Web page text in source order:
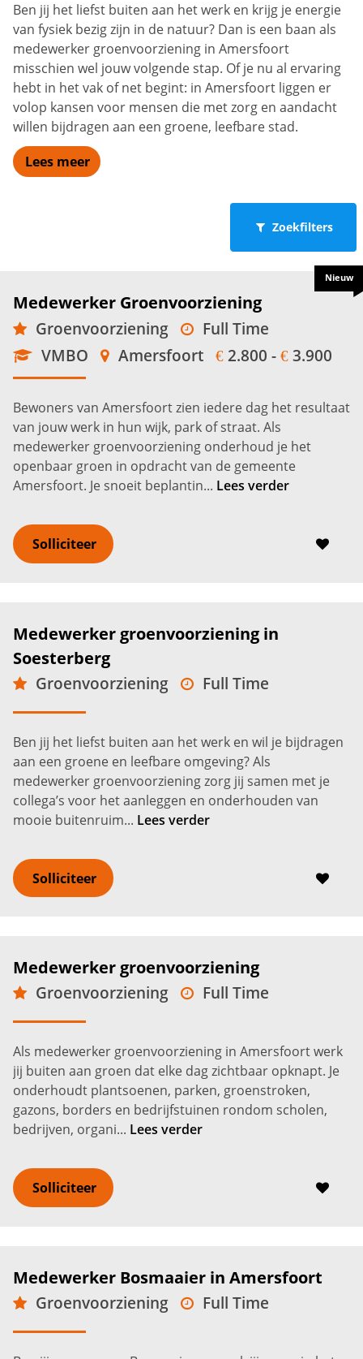
Ben jij het liefst buiten aan het werk en krijg je energie
van fysiek bezig zijn in de natuur? Dan is een baan als
medewerker groenvoorziening in Amersfoort
misschien wel jouw volgende stap. Of je nu al ervaring
hebt in het vak of net begint: in Amersfoort liggen er
volop kansen voor mensen die met zorg en aandacht
willen bijdragen aan een groene, leefbare stad.
Lees meer
Zoekfilters
Medewerker Groenvoorziening
Groenvoorziening
Full Time
VMBO
Amersfoort € 2.800 - € 3.900
Bewoners van Amersfoort zien iedere dag het resultaat
van jouw werk in hun wijk, park of straat. Als
medewerker groenvoorziening onderhoud je het
openbaar groen in opdracht van de gemeente
Amersfoort. Je snoeit beplantin... Lees verder
Solliciteer
Nieuw
Medewerker groenvoorziening in
Soesterberg
Groenvoorziening
Full Time
MBO
Ben jij het liefst buiten aan het werk en wil je bijdragen
aan een groene en leefbare omgeving? Als
medewerker groenvoorziening zorg jij samen met je
collega’s voor het aanleggen en onderhouden van
mooie buitenruim... Lees verder
Solliciteer
Medewerker groenvoorziening
Groenvoorziening
Full Time
VMBO
Als medewerker groenvoorziening in Amersfoort werk
jij buiten aan groen dat elke dag zichtbaar opknapt. Je
onderhoudt plantsoenen, parken, groenstroken,
gazons, borders en bedrijfstuinen rondom scholen,
bedrijven, organi... Lees verder
Solliciteer
Medewerker Bosmaaier in Amersfoort
Groenvoorziening
Full Time
VMBO